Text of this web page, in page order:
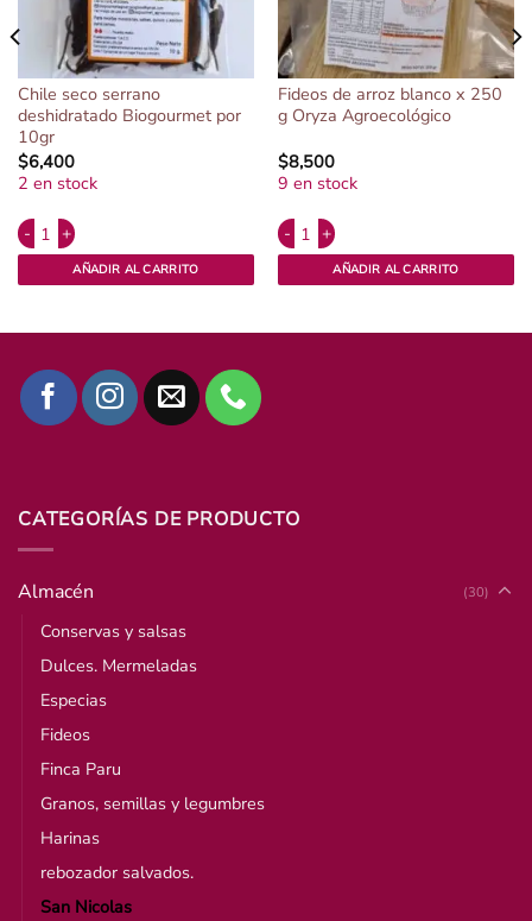
Chile seco serrano
deshidratado Biogourmet por
10gr
$6,400
2 en stock
Chile seco serrano deshidratado Biogourmet por 10gr cantidad
AÑADIR AL CARRITO
Fideos de arroz blanco x 250
g Oryza Agroecológico
$8,500
9 en stock
Fideos de arroz blanco x 250 g
AÑADIR AL CARRITO
cantidad
CATEGORÍAS DE PRODUCTO
Almacén (30)
Conservas y salsas
Dulces. Mermeladas
Especias
Fideos
Finca Paru
Granos, semillas y legumbres
Harinas
rebozador salvados.
San Nicolas